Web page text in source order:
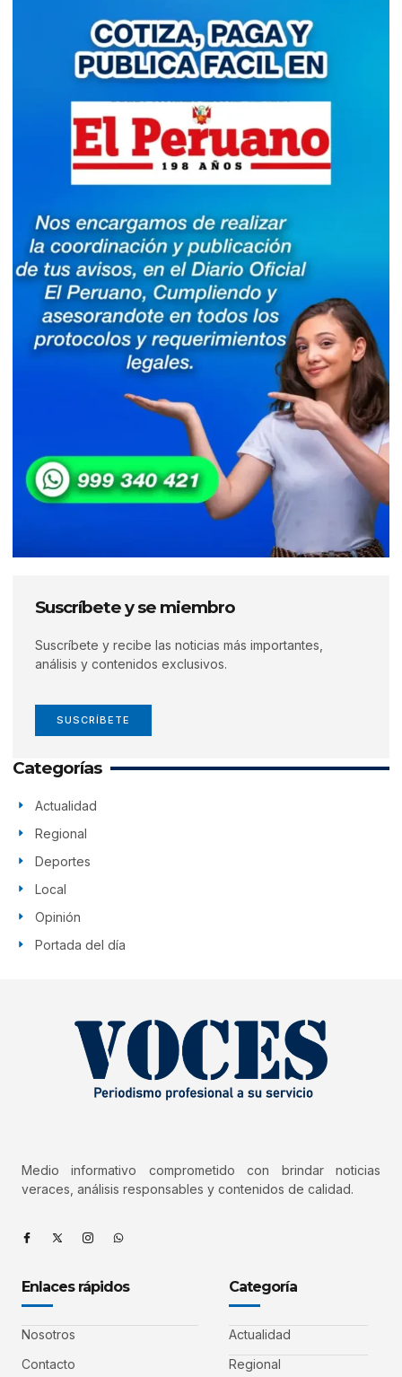
Suscríbete y se miembro
Suscríbete y recibe las noticias más importantes,
análisis y contenidos exclusivos.
SUSCRÍBETE
Categorías
Actualidad
Regional
Deportes
Local
Opinión
Portada del día
Medio informativo comprometido con brindar noticias
veraces, análisis responsables y contenidos de calidad.
Enlaces rápidos
Nosotros
Contacto
Categoría
Actualidad
Regional